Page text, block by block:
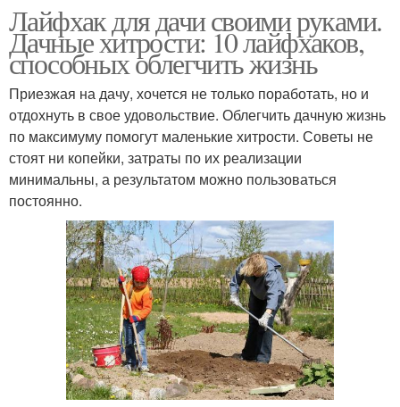
Лайфхак для дачи своими руками.
Дачные хитрости: 10 лайфхаков,
способных облегчить жизнь
Приезжая на дачу, хочется не только поработать, но и
отдохнуть в свое удовольствие. Облегчить дачную жизнь
по максимуму помогут маленькие хитрости. Советы не
стоят ни копейки, затраты по их реализации
минимальны, а результатом можно пользоваться
постоянно.